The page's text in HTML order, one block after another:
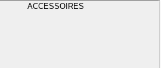
ACCESSOIRES